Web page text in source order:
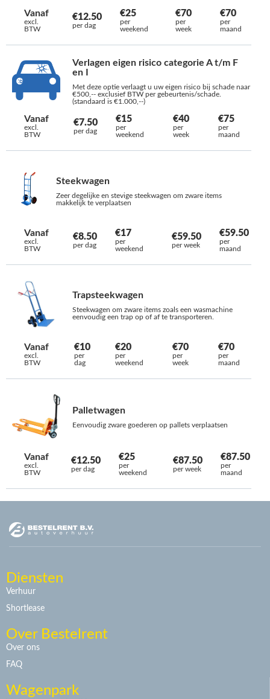
Vanaf
excl.
BTW
€12.50
per dag
€25
per
weekend
€70
per
week
€70
per
maand
Verlagen eigen risico categorie A t/m F
en I
Met deze optie verlaagt u uw eigen risico bij schade naar
€500,-- exclusief BTW per gebeurtenis/schade.
(standaard is €1.000,--)
Vanaf
excl.
BTW
€7.50
per dag
€15
per
weekend
€40
per
week
€75
per
maand
Steekwagen
Zeer degelijke en stevige steekwagen om zware items
makkelijk te verplaatsen
Vanaf
excl.
BTW
€8.50
per dag
€17
per
weekend
€59.50
per week
€59.50
per
maand
Trapsteekwagen
Steekwagen om zware items zoals een wasmachine
eenvoudig een trap op of af te transporteren.
Vanaf
excl.
BTW
€10
per
dag
€20
per
weekend
€70
per
week
€70
per
maand
Palletwagen
Eenvoudig zware goederen op pallets verplaatsen
Vanaf
excl.
BTW
€12.50
per dag
€25
per
weekend
€87.50
per week
€87.50
per
maand
Diensten
Verhuur
Shortlease
Over Bestelrent
Over ons
FAQ
Wagenpark